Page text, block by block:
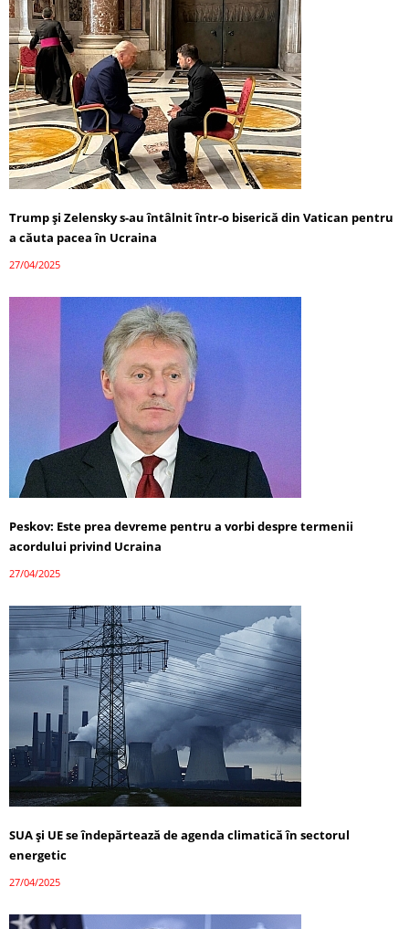
Trump și Zelensky s-au întâlnit într-o biserică din Vatican pentru
a căuta pacea în Ucraina
27/04/2025
Peskov: Este prea devreme pentru a vorbi despre termenii
acordului privind Ucraina
27/04/2025
SUA și UE se îndepărtează de agenda climatică în sectorul
energetic
27/04/2025